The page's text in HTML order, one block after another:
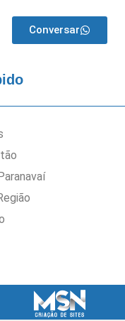
Conversar